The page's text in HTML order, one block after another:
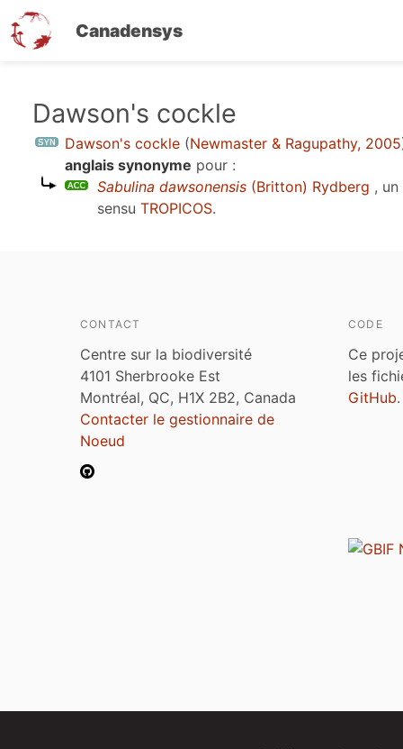
Canadensys
contenu
Dawson's cockle
Dawson's cockle (Newmaster & Ragupathy, 2005
anglais synonyme pour :
Sabulina dawsonensis (Britton) Rydberg ,
sensu TROPICOS.
CONTACT
Centre sur la biodiversité
4101 Sherbrooke Est
Montréal, QC, H1X 2B2, Canada
Contacter le gestionnaire de
Noeud
CODE
Ce
les
GitHub.